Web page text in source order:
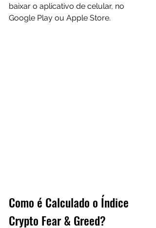
baixar o aplicativo de celular, no
Google Play ou Apple Store.
Como é Calculado o Índice
Crypto Fear & Greed?